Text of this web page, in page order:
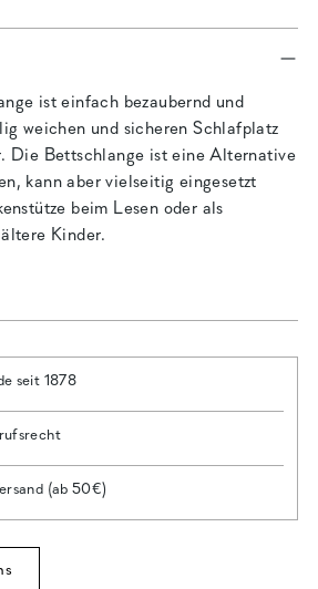
ist einfach bezaubernd und
weichen und sicheren Schlafplatz
Die Bettschlange ist eine Alternative
kann aber vielseitig eingesetzt
beim Lesen oder als
Kinder.
seit 1878
(ab 50€)